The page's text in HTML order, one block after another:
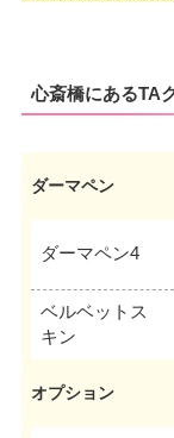
心斎橋にあるTA
ダーマペン
ダーマペン4
ベルベットス
キン
オプション